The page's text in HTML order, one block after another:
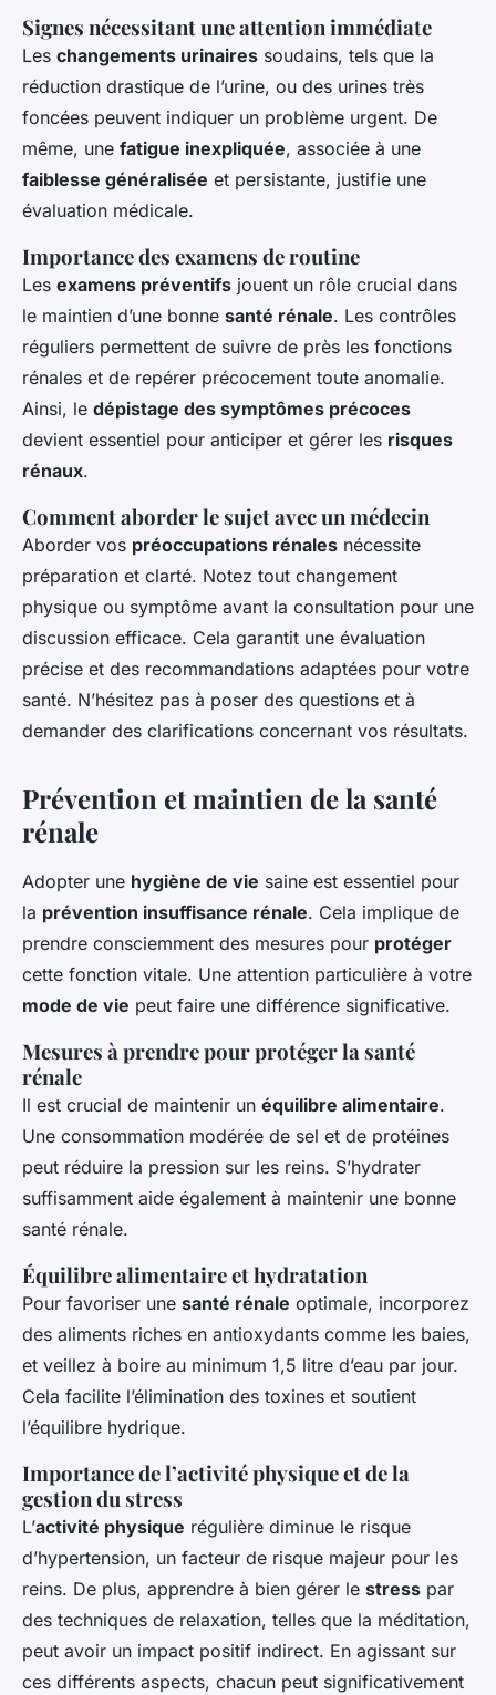
Signes nécessitant une attention immédiate
Les changements urinaires soudains, tels que la
réduction drastique de l’urine, ou des urines très
foncées peuvent indiquer un problème urgent. De
même, une fatigue inexpliquée, associée à une
faiblesse généralisée et persistante, justifie une
évaluation médicale.
Importance des examens de routine
Les examens préventifs jouent un rôle crucial dans
le maintien d’une bonne santé rénale. Les contrôles
réguliers permettent de suivre de près les fonctions
rénales et de repérer précocement toute anomalie.
Ainsi, le dépistage des symptômes précoces
devient essentiel pour anticiper et gérer les risques
rénaux.
Comment aborder le sujet avec un médecin
Aborder vos préoccupations rénales nécessite
préparation et clarté. Notez tout changement
physique ou symptôme avant la consultation pour une
discussion efficace. Cela garantit une évaluation
précise et des recommandations adaptées pour votre
santé. N’hésitez pas à poser des questions et à
demander des clarifications concernant vos résultats.
Prévention et maintien de la santé
rénale
Adopter une hygiène de vie saine est essentiel pour
la prévention insuffisance rénale. Cela implique de
prendre consciemment des mesures pour protéger
cette fonction vitale. Une attention particulière à votre
mode de vie peut faire une différence significative.
Mesures à prendre pour protéger la santé
rénale
Il est crucial de maintenir un équilibre alimentaire.
Une consommation modérée de sel et de protéines
peut réduire la pression sur les reins. S’hydrater
suffisamment aide également à maintenir une bonne
santé rénale.
Équilibre alimentaire et hydratation
Pour favoriser une santé rénale optimale, incorporez
des aliments riches en antioxydants comme les baies,
et veillez à boire au minimum 1,5 litre d’eau par jour.
Cela facilite l’élimination des toxines et soutient
l’équilibre hydrique.
Importance de l’activité physique et de la
gestion du stress
L’activité physique régulière diminue le risque
d’hypertension, un facteur de risque majeur pour les
reins. De plus, apprendre à bien gérer le stress par
des techniques de relaxation, telles que la méditation,
peut avoir un impact positif indirect. En agissant sur
ces différents aspects, chacun peut significativement